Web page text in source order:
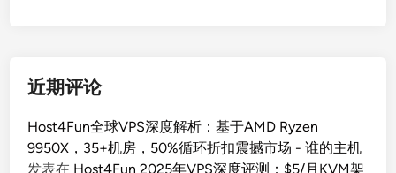
近期评论
Host4Fun全球VPS深度解析：基于AMD Ryzen
9950X，35+机房，50%循环折扣震撼市场 - 谁的主机
发表在 Host4Fun 2025年VPS深度评测：$5/月KVM架